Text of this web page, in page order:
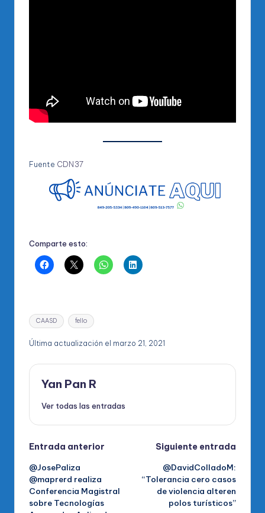
Fuente CDN37
Comparte esto:
Etiquetas:
CAASD fello
Última actualización el marzo 21, 2021
Yan Pan R
Ver todas las entradas
Navegación
de
entradas
Entrada anterior
@JosePaliza
@maprerd realiza
Conferencia Magistral
sobre Tecnologías
Siguiente entrada
@DavidColladoM:
“Tolerancia cero casos
de violencia alteren
polos turísticos”